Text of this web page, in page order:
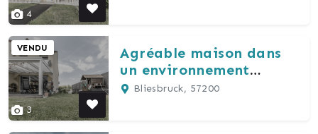
4
3
VENDU
Agréable maison dans
un environnement
privilégié
Bliesbruck, 57200